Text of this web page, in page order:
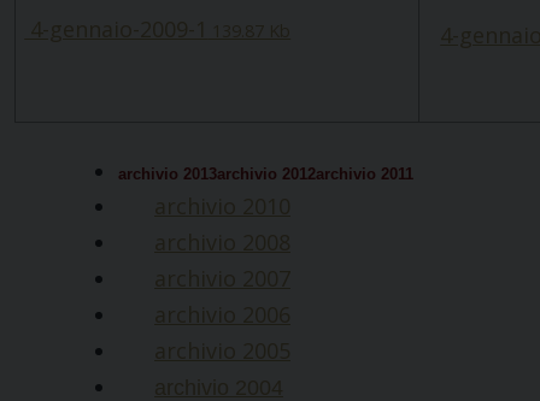
4-gennaio-2009-1 139.87 Kb
4-
archivio 2013archivio 2012archivio 2011
archivio 2010
archivio 2008
archivio 2007
archivio 2006
archivio 2005
archivio 2004